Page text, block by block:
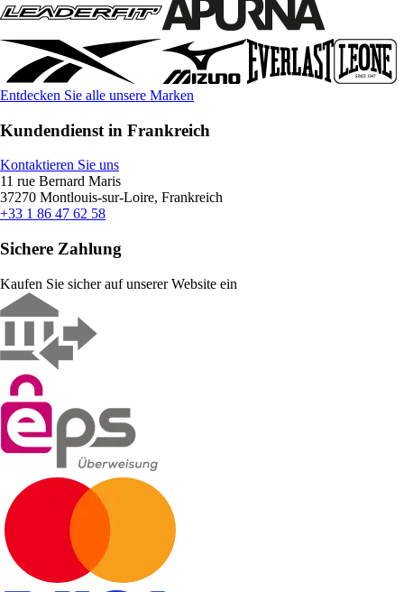
Entdecken Sie alle unsere Marken
Kundendienst in Frankreich
Kontaktieren Sie uns
11 rue Bernard Maris
37270 Montlouis-sur-Loire, Frankreich
+33 1 86 47 62 58
Sichere Zahlung
Kaufen Sie sicher auf unserer Website ein